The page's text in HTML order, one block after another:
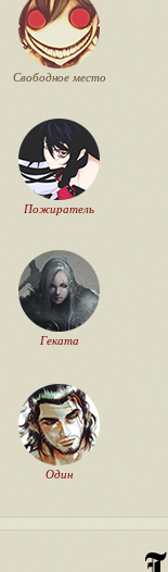
Свободное место
Пожиратель
Геката
Один